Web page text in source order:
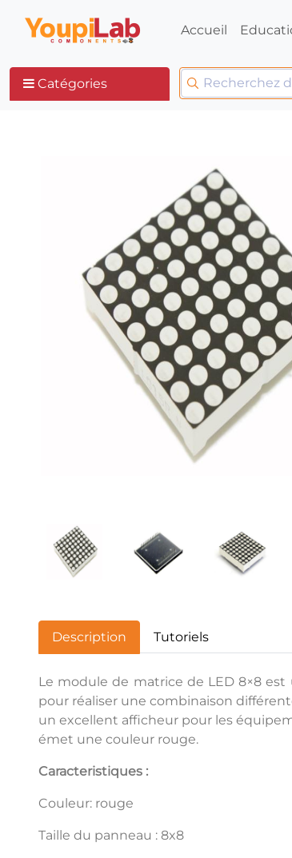
Accueil
Catégories
Description Tutoriels
Le module de matrice de LED 8×8
pour réaliser une combinaison
un excellent afficheur pour les
émet une couleur rouge.
Caracteristiques :
Couleur: rouge
Taille du panneau : 8x8